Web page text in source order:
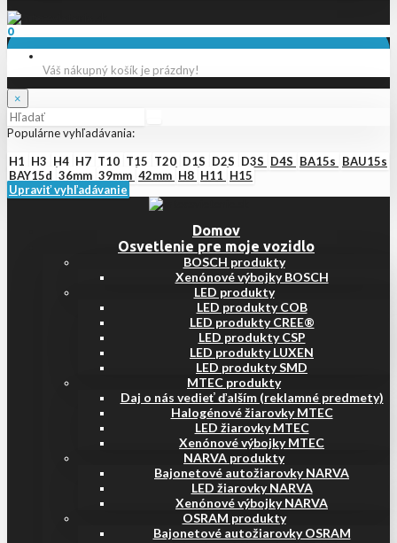
0
Váš nákupný košík je prázdny!
×
Populárne vyhľadávania:
H1 H3 H4 H7 T10 T15 T20 D1S D2S D3S D4S BA15s BAU15s
BAY15d 36mm 39mm 42mm H8 H11 H15
Upraviť vyhľadávanie
Domov
Osvetlenie pre moje vozidlo
BOSCH produkty
Xenónové výbojky BOSCH
LED produkty
LED produkty COB
LED produkty CREE®
LED produkty CSP
LED produkty LUXEN
LED produkty SMD
MTEC produkty
Daj o nás vedieť ďalším (reklamné predmety)
Halogénové žiarovky MTEC
LED žiarovky MTEC
Xenónové výbojky MTEC
NARVA produkty
Bajonetové autožiarovky NARVA
LED žiarovky NARVA
Xenónové výbojky NARVA
OSRAM produkty
Bajonetové autožiarovky OSRAM